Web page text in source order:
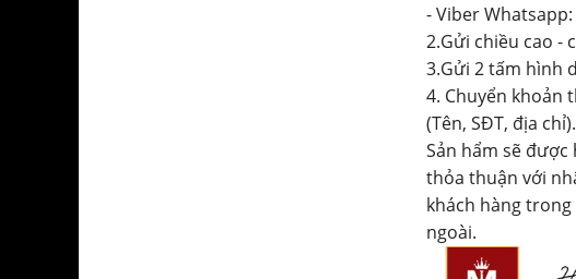
- Viber Whatsapp:
2.Gửi chiều cao -
3.Gửi 2 tấm hình
4. Chuyển khoản
(Tên, SĐT, địa chỉ).
Sản hẩm sẽ
thỏa thuận với
khách hàng trong
ngoài.